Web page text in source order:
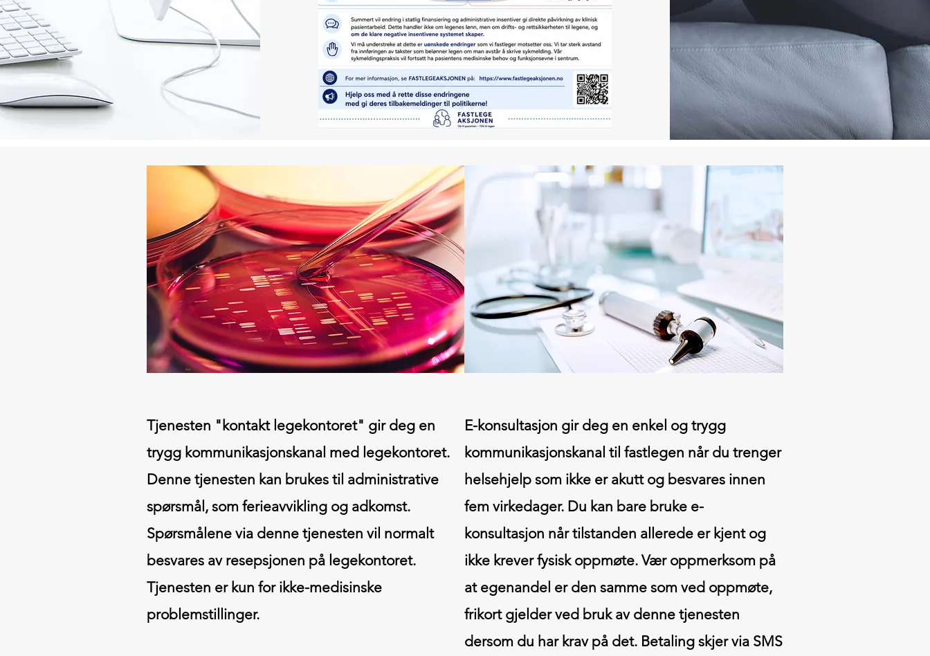
Tjenesten "kontakt legekontoret" gir deg en
trygg kommunikasjonskanal med legekontoret.
Denne tjenesten kan brukes til administrative
spørsmål, som ferieavvikling og adkomst.
Spørsmålene via denne tjenesten vil normalt
besvares av resepsjonen på legekontoret.
Tjenesten er kun for ikke-medisinske
problemstillinger.
E-konsultasjon gir deg en enkel og trygg
kommunikasjonskanal til fastlegen når du trenger
helsehjelp som ikke er akutt og besvares innen
fem virkedager. Du kan bare bruke e-
konsultasjon når tilstanden allerede er kjent og
ikke krever fysisk oppmøte. Vær oppmerksom på
at egenandel er den samme som ved oppmøte,
frikort gjelder ved bruk av denne tjenesten
dersom du har krav på det. Betaling skjer via SMS